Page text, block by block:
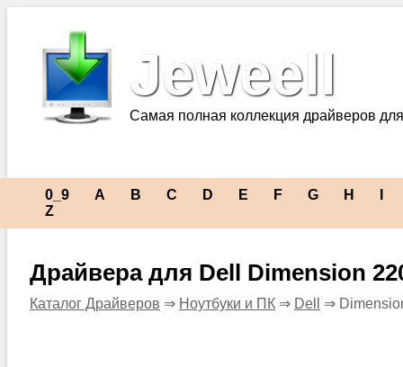
Jeweell
Самая полная коллекция драйверов
0_9 A B C D E F G H
Z
Драйвера для Dell Dimension
Каталог Драйверов ⇒ Ноутбуки и ПК ⇒ Dell ⇒